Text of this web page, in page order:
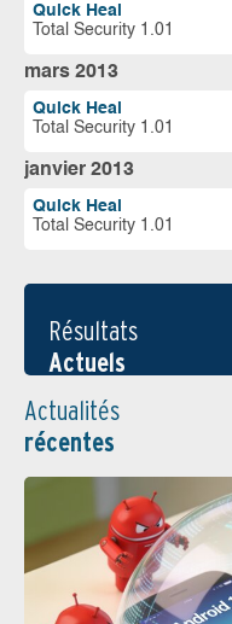
Quick Heal
Total Security 1.01
mars 2013
Quick Heal
Total Security 1.01
janvier 2013
Quick Heal
Total Security 1.01
Résultats
Actuels
Actualités
récentes